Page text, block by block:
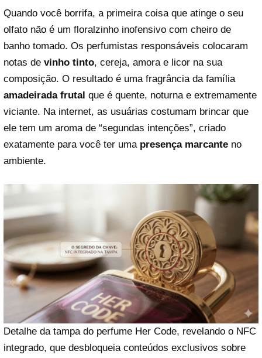
Quando você borrifa, a primeira coisa que atinge o seu
olfato não é um floralzinho inofensivo com cheiro de
banho tomado. Os perfumistas responsáveis colocaram
notas de vinho tinto, cereja, amora e licor na sua
composição. O resultado é uma fragrância da família
amadeirada frutal que é quente, noturna e extremamente
viciante. Na internet, as usuárias costumam brincar que
ele tem um aroma de “segundas intenções”, criado
exatamente para você ter uma presença marcante no
ambiente.
Detalhe da tampa do perfume Her Code, revelando o NFC
integrado, que desbloqueia conteúdos exclusivos sobre